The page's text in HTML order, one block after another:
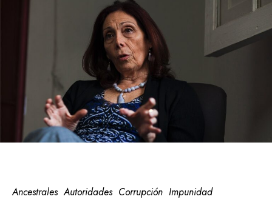
Ancestrales Autoridades Corrupción Impunidad